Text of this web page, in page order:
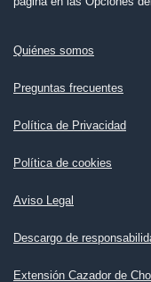
Quiénes somos
Preguntas frecuentes
Política de Privacidad
Política de cookies
Aviso Legal
Descargo de
Extensión Cazador de